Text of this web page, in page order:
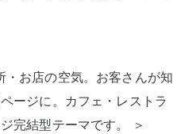
・お店の空気。お客さんが知
ージに。カフェ・レストラ
完結型テーマです。 ＞